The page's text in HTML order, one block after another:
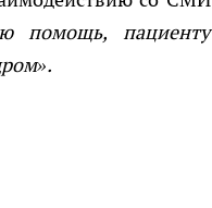
помощь,